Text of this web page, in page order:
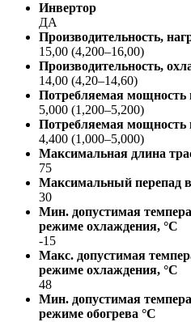
Инвертор
ДА
Производительность,
15,00 (4,200–16,00)
Производительность,
14,00 (4,20–14,60)
Потребляемая
5,000 (1,200–5,200)
Потребляемая мощность
4,400 (1,000–5,000)
Максимальная длина
75
Максимальный перепад
30
Мин. допустимая
режиме охлаждения, °С
-15
Макс. допустимая
режиме охлаждения, °С
48
Мин. допустимая
режиме обогрева °С